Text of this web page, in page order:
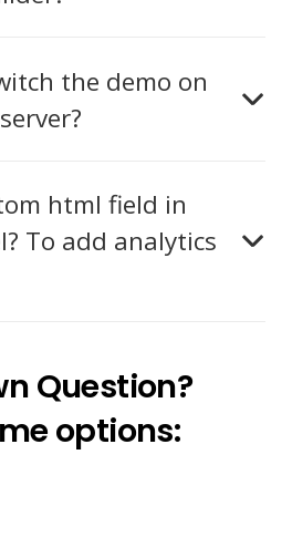
the demo on
html field in
To add analytics
Question?
options: